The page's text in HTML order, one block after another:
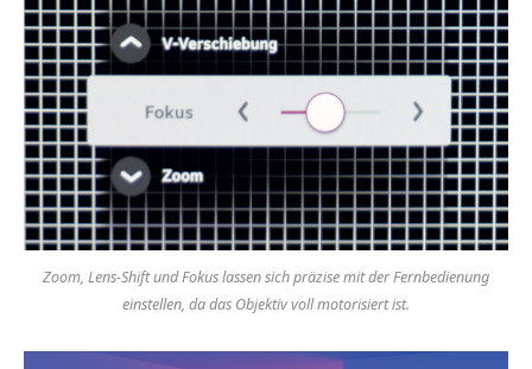
Zoom, Lens-Shift und Fokus lassen sich präzise mit der Fernbedienung
einstellen, da das Objektiv voll motorisiert ist.